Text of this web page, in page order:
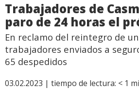
Trabajadores de
paro de 24 horas el
En reclamo del reintegro de
trabajadores enviados a
65 despedidos
03.02.2023 | tiempo de lectura: < 1